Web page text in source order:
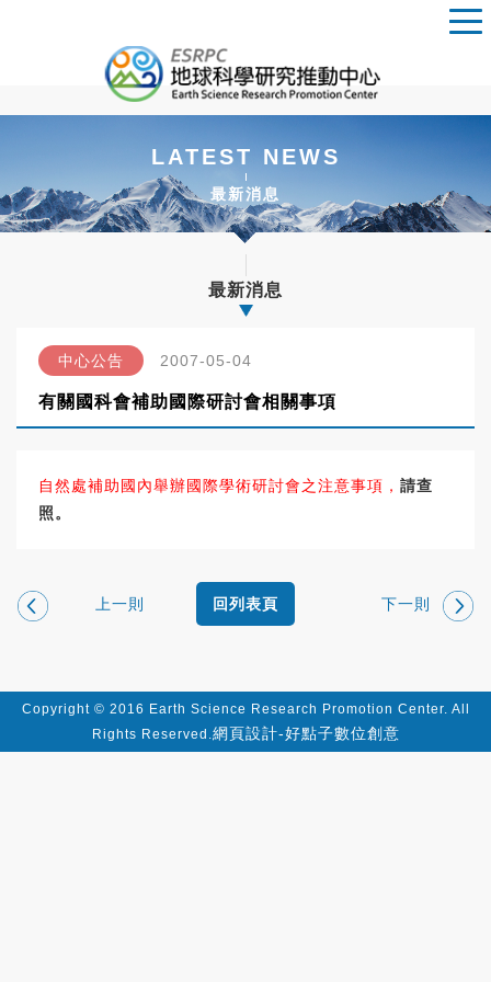
LATEST NEWS
最新消息
最新消息
中心公告 2007-05-04
有關國科會補助國際研討會相關事項
自然處補助國內舉辦國際學術研討會之注意事項， 請查
照。
上一則 下一則
回列表頁
Copyright © 2016 Earth Science Research Promotion Center. All
Rights Reserved.網頁設計-好點子數位創意